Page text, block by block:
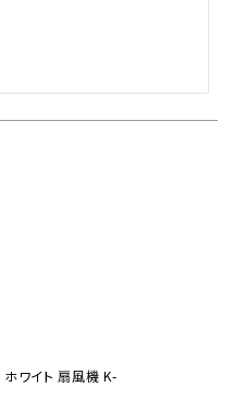
ワイト 扇風機 K-